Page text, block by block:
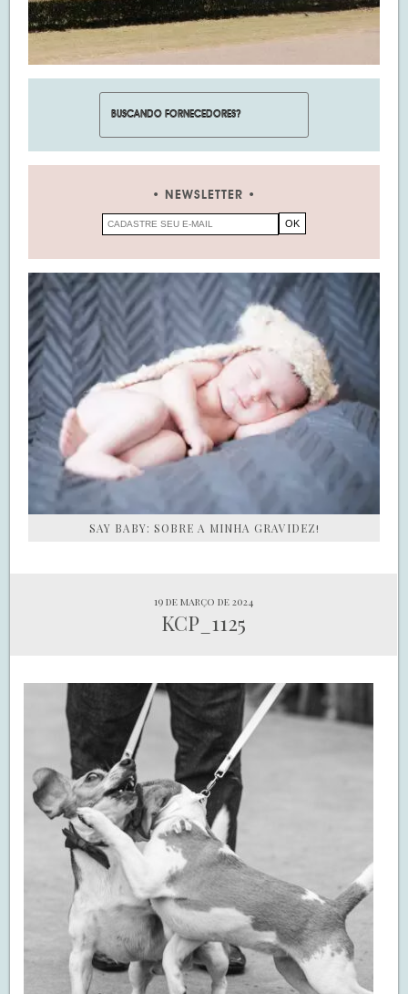
NEWSLETTER
SAY BABY: SOBRE A MINHA GRAVIDEZ!
19 de março de 2024
KCP_1125